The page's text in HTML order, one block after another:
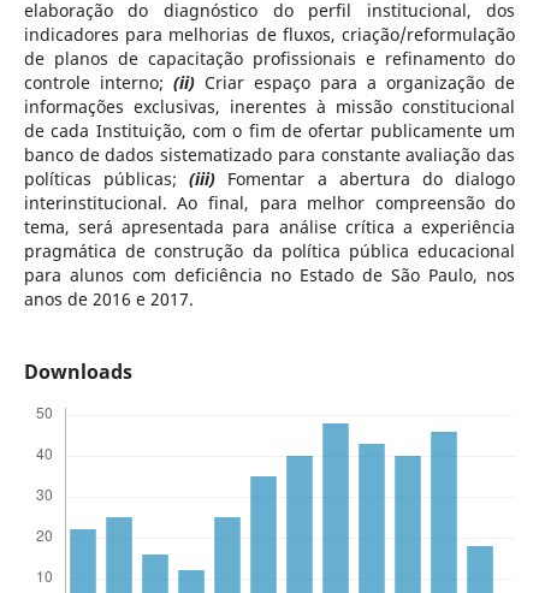
elaboração do diagnóstico do perfil institucional, dos
indicadores para melhorias de fluxos, criação/reformulação
de planos de capacitação profissionais e refinamento do
controle interno; (ii) Criar espaço para a organização de
informações exclusivas, inerentes à missão constitucional
de cada Instituição, com o fim de ofertar publicamente um
banco de dados sistematizado para constante avaliação das
políticas públicas;(iii) Fomentar a abertura do dialogo
interinstitucional. Ao final, para melhor compreensão do
tema, será apresentada para análise crítica a experiência
pragmática de construção da política pública educacional
para alunos com deficiência no Estado de São Paulo, nos
anos de 2016 e 2017.
Downloads